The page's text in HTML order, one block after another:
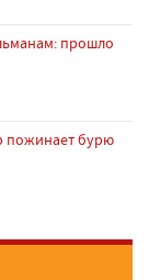
прошло
пожинает бурю